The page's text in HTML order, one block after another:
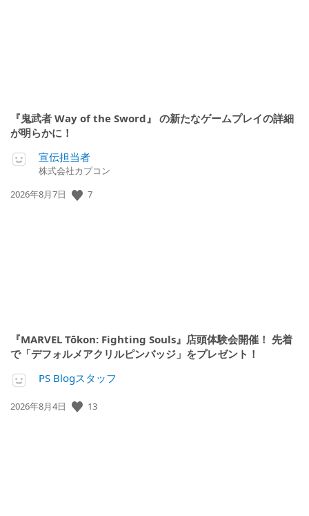
『鬼武者 Way of the Sword』 の新たなゲームプレイの詳細
が明らかに！
宣伝担当者
株式会社カプコン
公
2026年8月7日 7
『MARVEL Tōkon: Fighting Souls』店頭体験会開催！ 先着
で「デフォルメアクリルピンバッジ」をプレゼント！
PS Blogスタッフ
公
2026年8月4日 13